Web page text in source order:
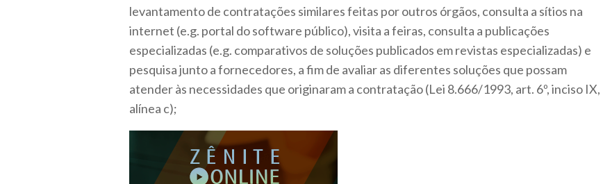
levantamento de contratações similares feitas por outros órgãos, consulta a sítios na
internet (e.g. portal do software público), visita a feiras, consulta a publicações
especializadas (e.g. comparativos de soluções publicados em revistas especializadas) e
pesquisa junto a fornecedores, a fim de avaliar as diferentes soluções que possam
atender às necessidades que originaram a contratação (Lei 8.666/1993, art. 6º, inciso IX,
alínea c);